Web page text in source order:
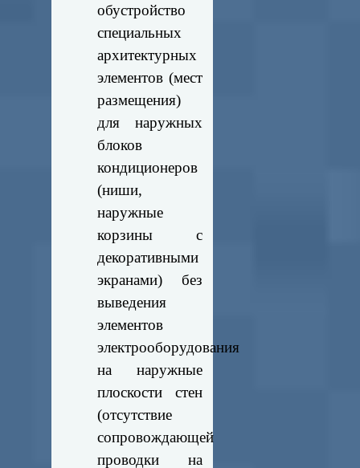
обустройство
специальных
архитектурных
элементов (мест
размещения)
для наружных
блоков
кондиционеров
(ниши,
наружные
корзины с
декоративными
экранами) без
выведения
элементов
электрооборудования
на наружные
плоскости стен
(отсутствие
сопровождающей
проводки на